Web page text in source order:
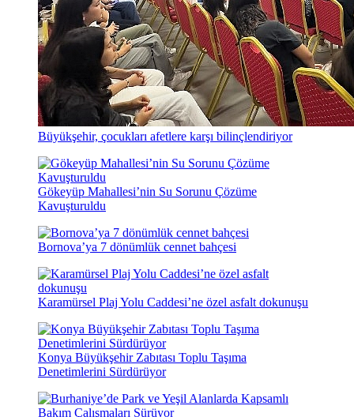
Büyükşehir, çocukları afetlere karşı bilinçlendiriyor
Gökeyüp Mahallesi’nin Su Sorunu Çözüme
Kavuşturuldu
Bornova’ya 7 dönümlük cennet bahçesi
Karamürsel Plaj Yolu Caddesi’ne özel asfalt dokunuşu
Konya Büyükşehir Zabıtası Toplu Taşıma
Denetimlerini Sürdürüyor